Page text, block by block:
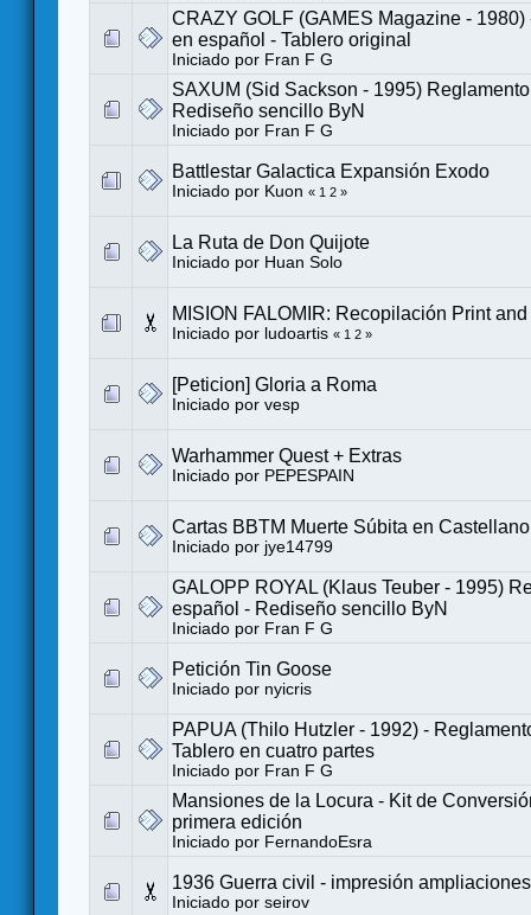
CRAZY GOLF (GAMES Magazine - 1980)
en español - Tablero original
Iniciado por Fran F G
SAXUM (Sid Sackson - 1995)
Rediseño sencillo ByN
Iniciado por Fran F G
Battlestar Galactica Expansión Exodo
Iniciado por Kuon « 1 2 »
La Ruta de Don Quijote
Iniciado por Huan Solo
MISION FALOMIR: Recopilación Print
Iniciado por ludoartis « 1 2 »
[Peticion] Gloria a Roma
Iniciado por vesp
Warhammer Quest + Extras
Iniciado por PEPESPAIN
Cartas BBTM Muerte Súbita en Castellano
Iniciado por jye14799
GALOPP ROYAL (Klaus Teuber - 1995)
español - Rediseño sencillo ByN
Iniciado por Fran F G
Petición Tin Goose
Iniciado por nyicris
PAPUA (Thilo Hutzler - 1992) -
Tablero en cuatro partes
Iniciado por Fran F G
Mansiones de la Locura - Kit de
primera edición
Iniciado por FernandoEsra
1936 Guerra civil - impresión ampliaciones
Iniciado por seirov